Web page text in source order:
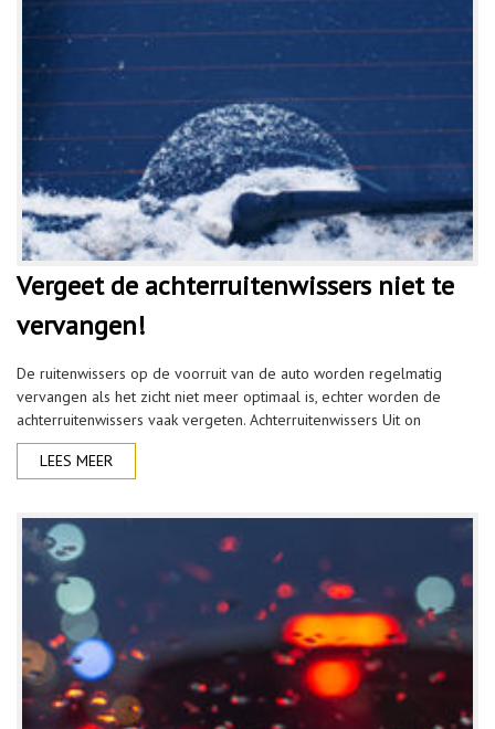
Vergeet de achterruitenwissers niet te
vervangen!
De ruitenwissers op de voorruit van de auto worden regelmatig
vervangen als het zicht niet meer optimaal is, echter worden de
achterruitenwissers vaak vergeten. Achterruitenwissers Uit on
LEES MEER